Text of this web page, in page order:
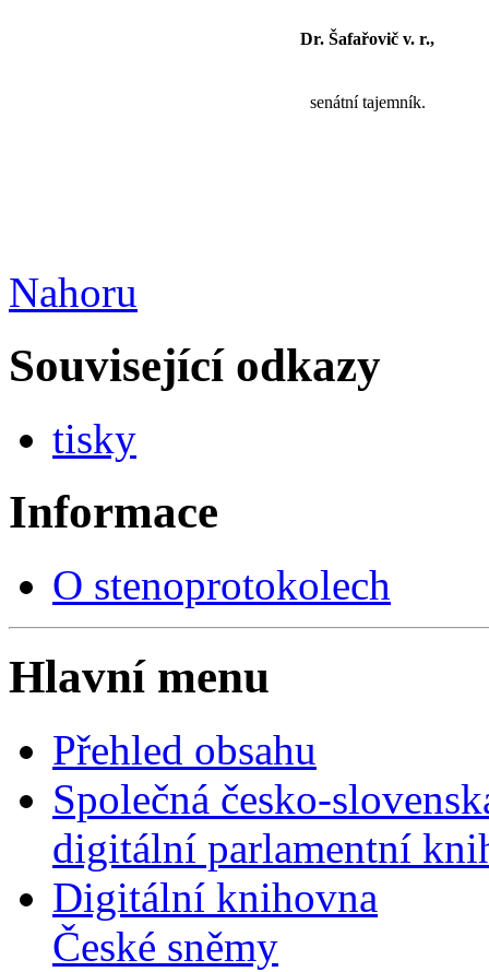
Dr. Šafařovič v. r.,
senátní tajemník.
Nahoru
Související odkazy
tisky
Informace
O stenoprotokolech
Hlavní menu
Přehled obsahu
Společná česko-
digitální parlamentní
Digitální knihovna
České sněmy